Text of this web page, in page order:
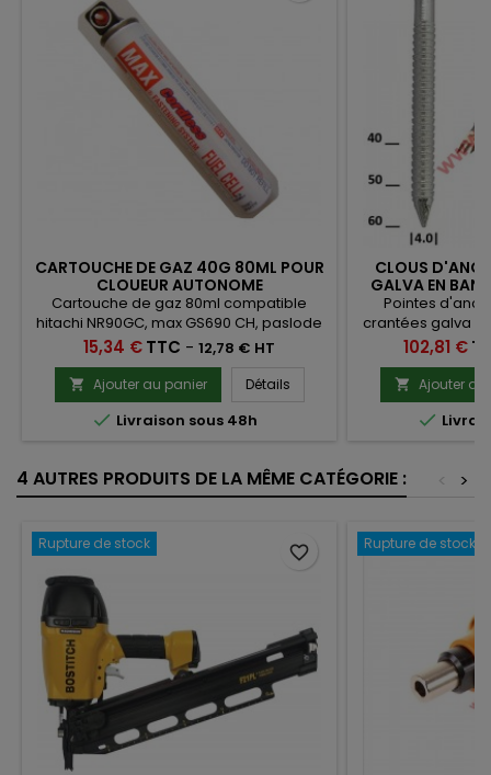
CARTOUCHE DE GAZ 40G 80ML POUR
CLOUEUR AUTONOME
Cartouche de gaz 80ml compatible
hitachi NR90GC, max GS690 CH, paslode
IM350, etc...
Prix
15,34 €TTC - 12,78 € HT
 Ajouter au panier Détails
 Livraison sous 48h
CLOUS
GALVA EN
2000 POUR
Pointes
crantées galva
de 2000 pour
Montana
Senco
Prix
102,81 €
 Ajouter au

4 AUTRES PRODUITS DE LA MÊME CATÉGORIE : >
<
Rupture de stock favorite_border Rupture de stock
Ne plus afficher ce message